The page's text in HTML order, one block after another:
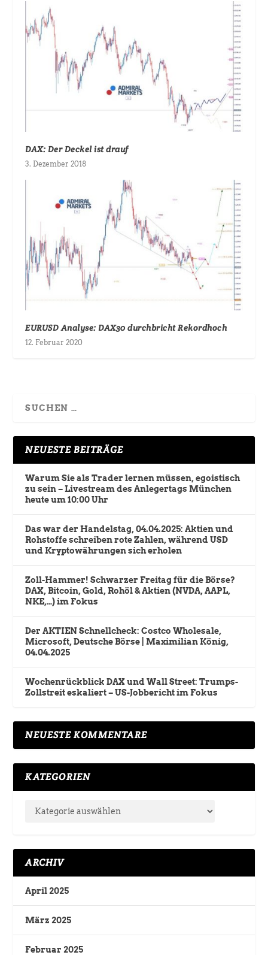
DAX: Der Deckel ist drauf
3. Dezember 2018
EURUSD Analyse: DAX30 durchbricht Rekordhoch
12. Februar 2020
NEUESTE BEITRÄGE
Warum Sie als Trader lernen müssen, egoistisch
zu sein – Livestream des Anlegertags München
heute um 10:00 Uhr
Das war der Handelstag, 04.04.2025: Aktien und
Rohstoffe schreiben rote Zahlen, während USD
und Kryptowährungen sich erholen
Zoll-Hammer! Schwarzer Freitag für die Börse?
DAX, Bitcoin, Gold, Rohöl & Aktien (NVDA, AAPL,
NKE,…) im Fokus
Der AKTIEN Schnellcheck: Costco Wholesale,
Microsoft, Deutsche Börse | Maximilian König,
04.04.2025
Wochenrückblick DAX und Wall Street: Trumps-
Zollstreit eskaliert – US-Jobbericht im Fokus
NEUESTE KOMMENTARE
KATEGORIEN
ARCHIV
April 2025
März 2025
Februar 2025